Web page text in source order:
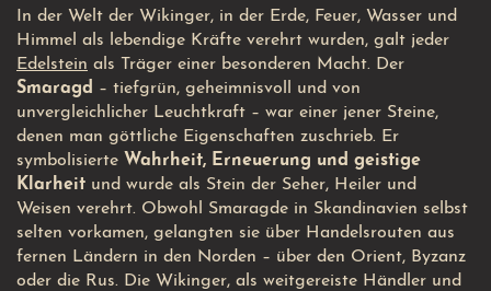
In der Welt der Wikinger, in der Erde, Feuer, Wasser und
Himmel als lebendige Kräfte verehrt wurden, galt jeder
Edelstein als Träger einer besonderen Macht. Der
Smaragd – tiefgrün, geheimnisvoll und von
unvergleichlicher Leuchtkraft – war einer jener Steine,
denen man göttliche Eigenschaften zuschrieb. Er
symbolisierte Wahrheit, Erneuerung und geistige
Klarheit und wurde als Stein der Seher, Heiler und
Weisen verehrt. Obwohl Smaragde in Skandinavien selbst
selten vorkamen, gelangten sie über Handelsrouten aus
fernen Ländern in den Norden – über den Orient, Byzanz
oder die Rus. Die Wikinger, als weitgereiste Händler und